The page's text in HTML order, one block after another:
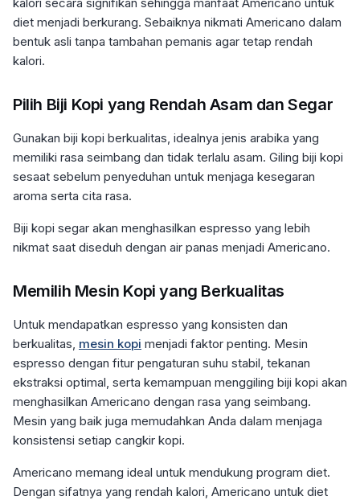
diet menjadi berkurang. Sebaiknya nikmati Americano dalam
bentuk asli tanpa tambahan pemanis agar tetap rendah
kalori.
Pilih Biji Kopi yang Rendah Asam dan Segar
Gunakan biji kopi berkualitas, idealnya jenis arabika yang
memiliki rasa seimbang dan tidak terlalu asam. Giling biji kopi
sesaat sebelum penyeduhan untuk menjaga kesegaran
aroma serta cita rasa.
Biji kopi segar akan menghasilkan espresso yang lebih
nikmat saat diseduh dengan air panas menjadi Americano.
Memilih Mesin Kopi yang Berkualitas
Untuk mendapatkan espresso yang konsisten dan
berkualitas, mesin kopi menjadi faktor penting. Mesin
espresso dengan fitur pengaturan suhu stabil, tekanan
ekstraksi optimal, serta kemampuan menggiling biji kopi akan
menghasilkan Americano dengan rasa yang seimbang.
Mesin yang baik juga memudahkan Anda dalam menjaga
konsistensi setiap cangkir kopi.
Americano memang ideal untuk mendukung program diet.
Dengan sifatnya yang rendah kalori, Americano untuk diet